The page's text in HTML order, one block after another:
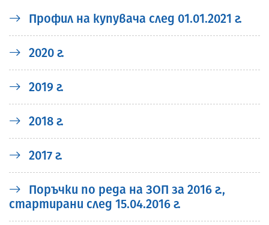
Профил на купувача след 01.01.2021 г.
2020 г.
2019 г.
2018 г.
2017 г.
Поръчки по реда на ЗОП за 2016 г.,
стартирани след 15.04.2016 г.